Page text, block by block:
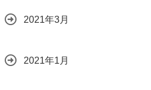
2021年3月
2021年1月